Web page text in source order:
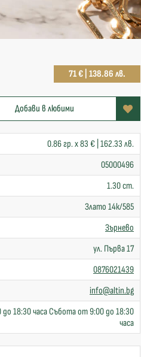
71 € | 138.86 лв.
Добави в любими
0.86 гр. x 83 € | 162.33 лв.
05000496
1.30 cm.
Злато 14к/585
Зърнево
ул. Първа 17
0876021439
info@altin.bg
18:30 часа Събота от 9:00 до 18:30
часа